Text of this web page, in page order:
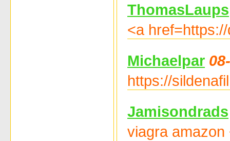
ThomasLaups
<a
Michaelpar
https://
Jamisondrads
viagra amazon